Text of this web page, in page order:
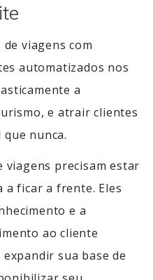
viagens com
automatizados nos
a
e atrair clientes
nunca.
viagens precisam estar
a ficar a frente. Eles
e a
ao cliente
sua base de